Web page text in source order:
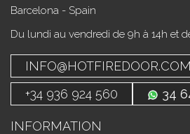
Barcelona - Spain
Du lundi au vendredi de 9h à 14h et
INFO@HOTFIREDOOR.COM
+34 936 924 560
34
INFORMATION